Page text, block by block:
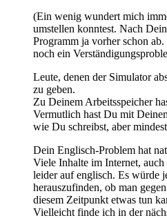
(Ein wenig wundert mich
umstellen konntest. Nach
Programm ja vorher schon
noch ein
Leute, denen der Simulator
zu geben.
Zu Deinem Arbeitsspeicher
Vermutlich hast Du mit
wie Du schreibst, aber
Dein Englisch-Problem hat
Viele Inhalte im Internet,
leider auf englisch. Es würde
herauszufinden, ob man
diesem Zeitpunkt etwas tun
Vielleicht finde ich in der